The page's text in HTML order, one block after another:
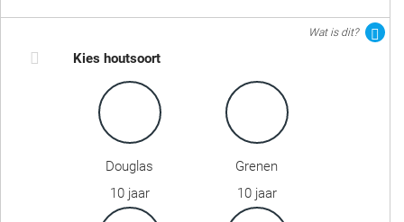
Wat is dit?
Kies houtsoort
Douglas
10 jaar
Grenen
10 jaar